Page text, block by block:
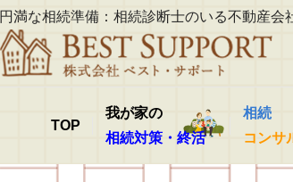
円満な相続準備：相続診断士のいる不動産会
TOP
我が家の
相続対策・終活
相続
コンサ